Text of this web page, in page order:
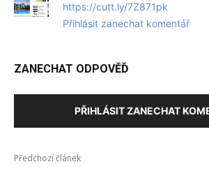
https://cutt.ly/7Z871pk
Přihlásit zanechat komentář
ZANECHAT ODPOVĚĎ
PŘIHLÁSIT ZANECHAT
Předchozí článek